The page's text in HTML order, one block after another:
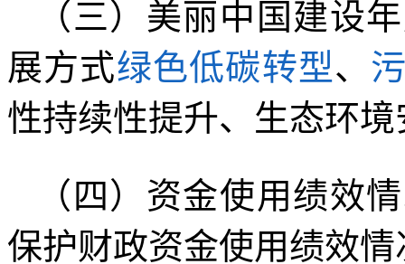
（三）美丽中国建设
展方式绿色低碳转型、
性持续性提升、生态环
（四）资金使用绩效
保护财政资金使用绩效情